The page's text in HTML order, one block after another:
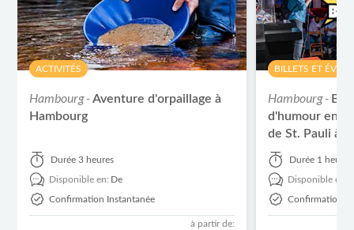
ACTIVITÉS
Hambourg -Aventure d'orpaillage à
Hambourg
Durée 3 heures
Disponible en: De
Confirmation Instantanée
à partir de:
BILLETS ET
Hambourg -
d'humour en
de St. Pauli à
Durée 1 heure
Disponible en:
Confirmation